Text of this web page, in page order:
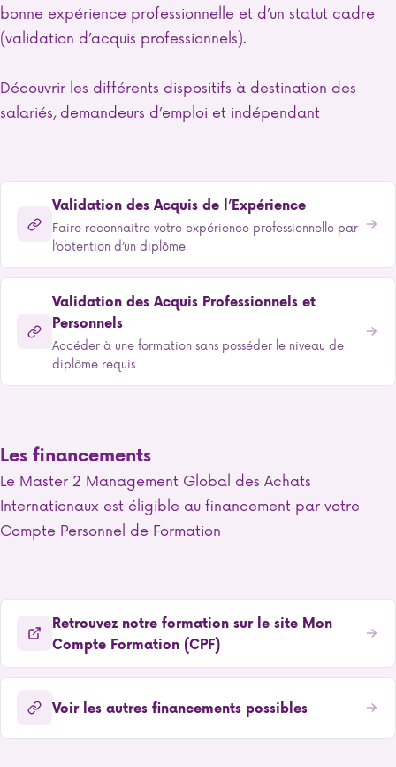
bonne expérience professionnelle et d’un statut cadre
(validation d’acquis professionnels).
Découvrir les différents dispositifs à destination des
salariés, demandeurs d’emploi et indépendant
Validation des Acquis de l’Expérience
Faire reconnaitre votre expérience professionnelle par
l’obtention d’un diplôme
Validation des Acquis Professionnels et
Personnels
Accéder à une formation sans posséder le niveau de
diplôme requis
Les financements
Le Master 2 Management Global des Achats
Internationaux est éligible au financement par votre
Compte Personnel de Formation
Retrouvez notre formation sur le site Mon
Compte Formation (CPF)
Voir les autres financements possibles